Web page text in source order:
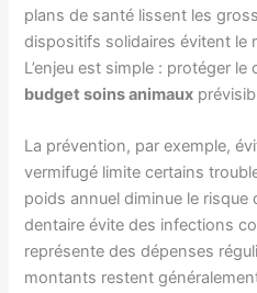
plans de santé lissent les
dispositifs solidaires évitent le
L’enjeu est simple : protéger
budget soins animaux
La prévention, par exemple,
vermifugé limite certains
poids annuel diminue le risque
dentaire évite des infections
représente des dépenses
montants restent